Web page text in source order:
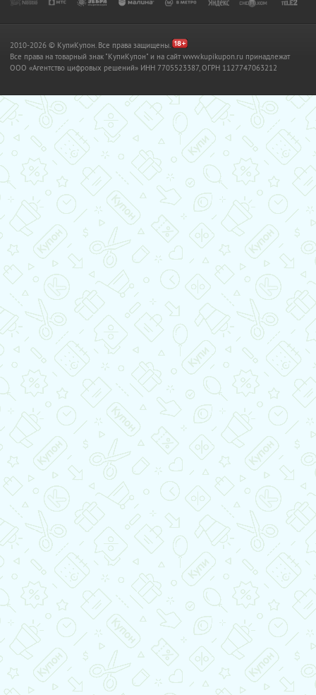
2010-2026 © КупиКупон. Все права защищены.
Все права на товарный знак "КупиКупон" и на сайт www.kupikupon.ru принадлежат
OOO «Агентство цифровых решений» ИНН 7705523387, ОГРН 1127747063212